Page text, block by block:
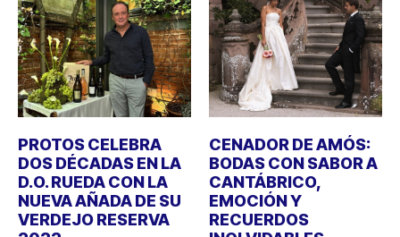
PROTOS CELEBRA
DOS DÉCADAS EN LA
D.O. RUEDA CON LA
NUEVA AÑADA DE SU
VERDEJO RESERVA
CENADOR DE AMÓS:
BODAS CON SABOR A
CANTÁBRICO,
EMOCIÓN Y
RECUERDOS